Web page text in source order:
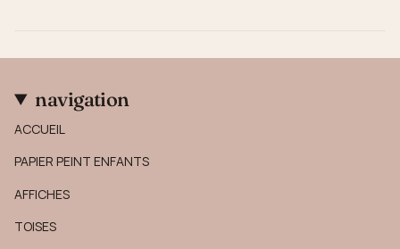
navigation
ACCUEIL
PAPIER PEINT ENFANTS
AFFICHES
TOISES